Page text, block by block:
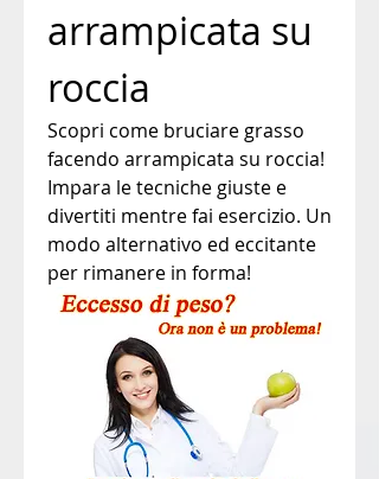
arrampicata su
roccia
Scopri come bruciare grasso
facendo arrampicata su roccia!
Impara le tecniche giuste e
divertiti mentre fai esercizio. Un
modo alternativo ed eccitante
per rimanere in forma!